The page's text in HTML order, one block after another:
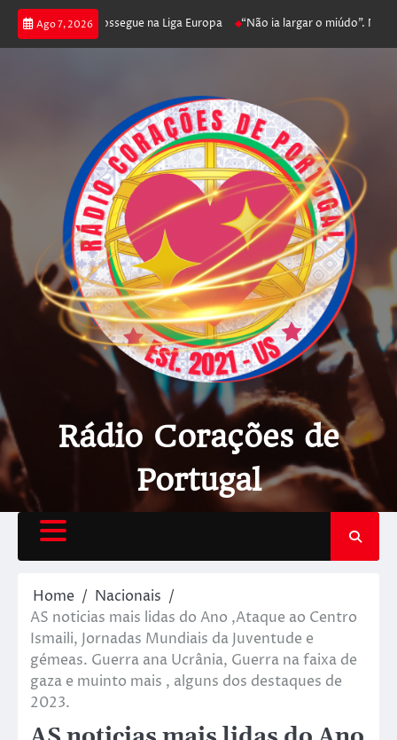
Ago 7, 2026
poker e prossegue na Liga Europa “Não ia largar o miúdo”.
Rádio Corações de
Portugal
Home
Nacionais
AS noticias mais lidas do Ano ,Ataque ao Centro
Ismaili, Jornadas Mundiais da Juventude e
gémeas. Guerra ana Ucrânia, Guerra na faixa de
gaza e muinto mais , alguns dos destaques de
2023.